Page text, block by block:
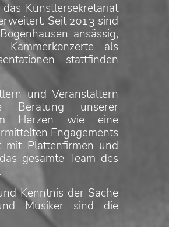
Künstlersekretariat
Seit 2013 sind
ansässig,
als
stattfinden
und Veranstaltern
unserer
Herzen wie eine
Engagements
mit Plattenfirmen und
gesamte Team des
Kenntnis der Sache
Musiker sind die